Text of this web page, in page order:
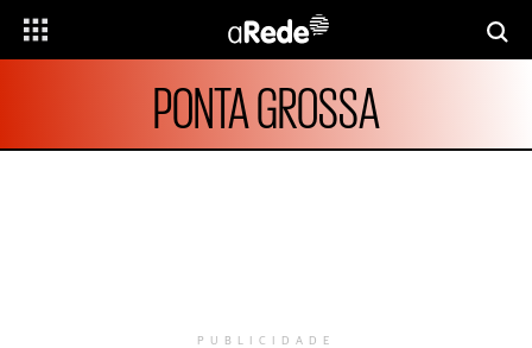
PONTA GROSSA
PUBLICIDADE